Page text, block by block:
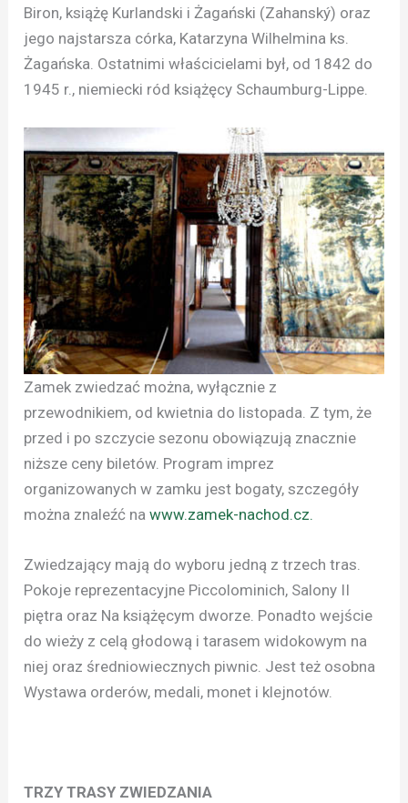
Biron, książę Kurlandski i Żagański (Zahanský) oraz
jego najstarsza córka, Katarzyna Wilhelmina ks.
Żagańska. Ostatnimi właścicielami był, od 1842 do
1945 r., niemiecki ród książęcy Schaumburg-Lippe.
Zamek zwiedzać można, wyłącznie z
przewodnikiem, od kwietnia do listopada. Z tym, że
przed i po szczycie sezonu obowiązują znacznie
niższe ceny biletów. Program imprez
organizowanych w zamku jest bogaty, szczegóły
można znaleźć nawww.zamek-nachod.cz.
Zwiedzający mają do wyboru jedną z trzech tras.
Pokoje reprezentacyjne Piccolominich, Salony II
piętra oraz Na książęcym dworze. Ponadto wejście
do wieży z celą głodową i tarasem widokowym na
niej oraz średniowiecznych piwnic. Jest też osobna
Wystawa orderów, medali, monet i klejnotów.
TRZY TRASY ZWIEDZANIA